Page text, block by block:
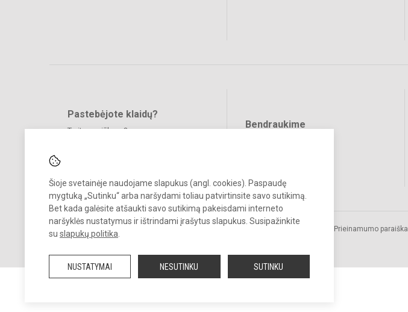
Šioje svetainėje naudojame slapukus (angl. cookies). Paspaudę
mygtuką „Sutinku“ arba naršydami toliau patvirtinsite savo sutikimą.
Bet kada galėsite atšaukti savo sutikimą pakeisdami interneto
naršyklės nustatymus ir ištrindami įrašytus slapukus. Susipažinkite
su slapukų politika
NUSTATYMAI NESUTINKU SUTINKU
Pastebėjote klaidų?
Turite pasiūlymų?
Bendraukime
© 2022. Gargždų „Vaivorykštės“ gimnazija. Visos teisės saugomos.
Kopijuoti turinį be raštiško gimnazijos sutikimo griežtai draudžiama.
Prieinamumo paraiška